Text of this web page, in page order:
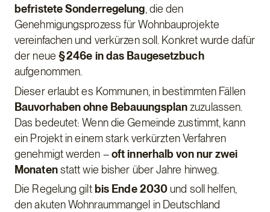
befristete Sonderregelung , die den
Genehmigungsprozess für Wohnbauprojekte
vereinfachen und verkürzen soll. Konkret wurde dafür
der neue § 246e in das Baugesetzbuch
aufgenommen.
Dieser erlaubt es Kommunen, in bestimmten Fällen
Bauvorhaben ohne Bebauungsplanzuzulassen.
Das bedeutet: Wenn die Gemeinde zustimmt, kann
ein Projekt in einem stark verkürzten Verfahren
genehmigt werden –oft innerhalb von nur zwei
Monatenstatt wie bisher über Jahre hinweg.
Die Regelung gilt bis Ende 2030 und soll helfen,
den akuten Wohnraummangel in Deutschland